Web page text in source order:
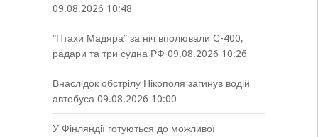
09.08.2026 10:48
“Птахи Мадяра” за ніч вполювали С-400,
радари та три судна РФ 09.08.2026 10:26
Внаслідок обстрілу Нікополя загинув водій
автобуса 09.08.2026 10:00
У Фінляндії готуються до можливої